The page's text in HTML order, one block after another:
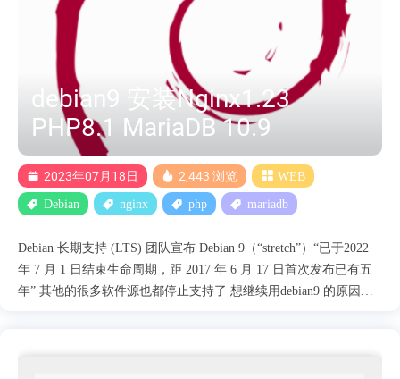
debian9 安装Nginx1.23
PHP8.1 MariaDB 10.9
2023年07月18日 2,443 浏览 WEB
Debian nginx php mariadb
Debian 长期支持 (LTS) 团队宣布 Debian 9（“stretch”）“已于2022
年 7 月 1 日结束生命周期，距 2017 年 6 月 17 日首次发布已有五
年” 其他的很多软件源也都停止支持了 想继续用debian9 的原因是